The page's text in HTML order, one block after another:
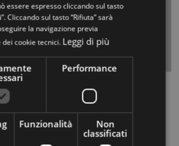
si pone come un p...
essere espresso cliccando sul tasto
Cliccando sul tasto “Rifiuta” sarà
la navigazione previa
cookie tecnici. Leggi di più
Performance
Funzionalità
Non
classificati